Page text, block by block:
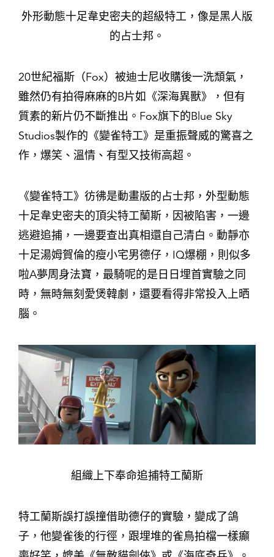
外形動態十足韋史密夫的超級特工，像是黑人版
的占士邦。
20世紀福斯（Fox）被迪士尼收購後一洗頹氣，
雖然仍有拍得麻麻的B片如《深海異獸》，但有
質素的新片仍不斷推出。Fox旗下的Blue Sky
Studios製作的《變雀特工》是重振聲威的驚喜之
作，爆笑、溫情、有型又技術高超。
《變雀特工》彷彿是動畫版的占士邦，外型動態
十足韋史密夫的頂尖特工蘭斯，因被陷害，一邊
逃避追捕，一邊要查出真相還自己清白。動靜亦
十足湯姆賀倫的瘦小宅男德仔，IQ爆棚，則似多
啦A夢周身法寶，最騎呢的是日日埋首實驗之同
時，無時無刻愛煲韓劇，還要看得非常投入上晒
腦。
組織上下奉命追捕特工蘭斯
特工蘭斯誤打誤撞借助德仔的實驗，變成了鴿
子，他變雀後的行徑，跟埋堆的雀鳥拍檔一樣癲